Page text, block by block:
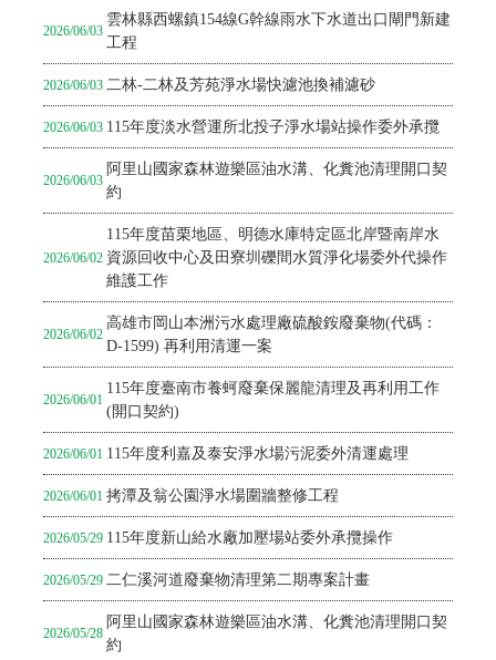
2026/06/03
雲林縣西螺鎮154線G幹線雨水下水道出口閘門新建
工程
2026/06/03 二林-二林及芳苑淨水場快濾池換補濾砂
2026/06/03 115年度淡水營運所北投子淨水場站操作委外承攬
2026/06/03
阿里山國家森林遊樂區油水溝、化糞池清理開口契
約
2026/06/02
115年度苗栗地區、明德水庫特定區北岸暨南岸水
資源回收中心及田寮圳礫間水質淨化場委外代操作
維護工作
2026/06/02
高雄市岡山本洲污水處理廠硫酸銨廢棄物(代碼：
D-1599) 再利用清運一案
2026/06/01
115年度臺南市養蚵廢棄保麗龍清理及再利用工作
(開口契約)
2026/06/01 115年度利嘉及泰安淨水場污泥委外清運處理
2026/06/01 拷潭及翁公園淨水場圍牆整修工程
2026/05/29 115年度新山給水廠加壓場站委外承攬操作
2026/05/29 二仁溪河道廢棄物清理第二期專案計畫
2026/05/28
阿里山國家森林遊樂區油水溝、化糞池清理開口契
約